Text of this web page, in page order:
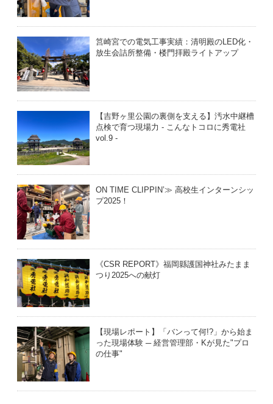
筥崎宮での電気工事実績：清明殿のLED化・
放生会詰所整備・楼門拝殿ライトアップ
【吉野ヶ里公園の裏側を支える】汚水中継槽
点検で育つ現場力 - こんなトコロに秀電社
vol.9 -
ON TIME CLIPPIN’≫ 高校生インターンシッ
プ2025！
《CSR REPORT》福岡縣護国神社みたまま
つり2025への献灯
【現場レポート】「バンって何!?」から始ま
った現場体験 ─ 経営管理部・Kが見た"プロ
の仕事"